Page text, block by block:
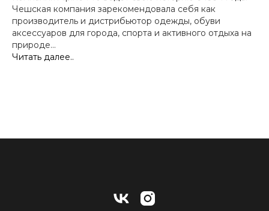
Чешская компания зарекомендовала себя как
производитель и дистрибьютор одежды, обуви
аксессуаров для города, спорта и активного отдыха на
природе...
Читать далее..